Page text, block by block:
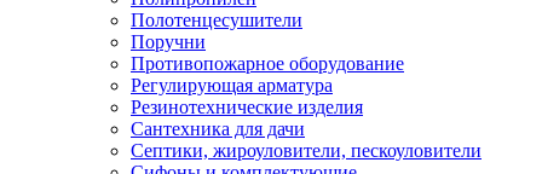
Полотенцесушители
Поручни
Противопожарное оборудование
Регулирующая арматура
Резинотехнические изделия
Сантехника для дачи
Септики, жироуловители, пескоуловители